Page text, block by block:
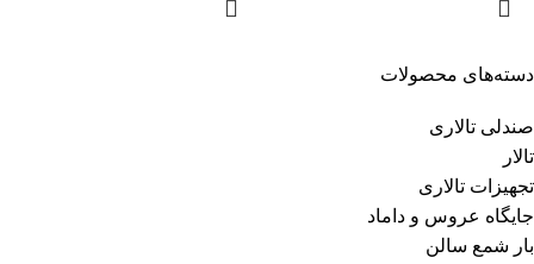
دسته‌های محصولات
صندلی تالاری
تالار
تجهیزات تالاری
جایگاه عروس و داماد
بار شمع سالن